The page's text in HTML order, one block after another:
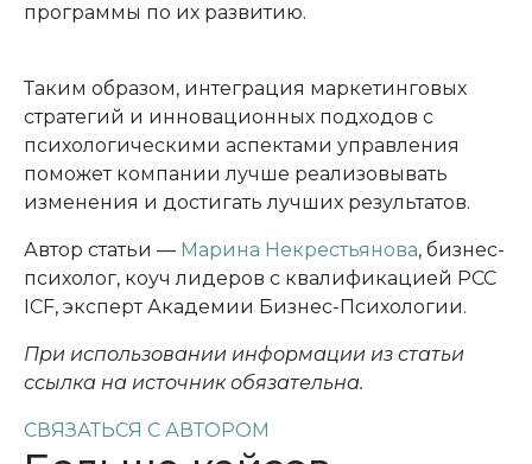
программы по их развитию.
Таким образом, интеграция маркетинговых
стратегий и инновационных подходов с
психологическими аспектами управления
поможет компании лучше реализовывать
изменения и достигать лучших результатов.
Автор статьи — Марина Некрестьянова, бизнес-
психолог, коуч лидеров с квалификацией PCC
ICF, эксперт Академии Бизнес-Психологии.
При использовании информации из статьи
ссылка на источник обязательна.
СВЯЗАТЬСЯ С АВТОРОМ